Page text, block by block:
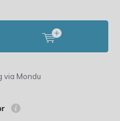
via Mondu